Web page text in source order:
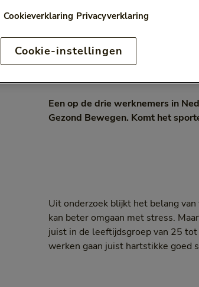
Categorie:
Vitaliteit Achtergrond
Een op de drie werknemers in
Gezond Bewegen. Komt het
Uit onderzoek blijkt het belang
kan beter omgaan met stress.
juist in de leeftijdsgroep van 25
werken gaan juist hartstikke goed
Cookieverklaring Privacyverklaring
Cookie-instellingen